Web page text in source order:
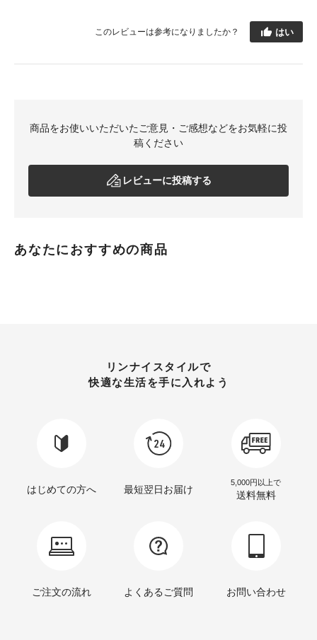
このレビューは参考になりましたか？ はい
商品をお使いいただいたご意見・ご感想などをお気軽に投
稿ください
レビューに投稿する
あなたにおすすめの商品
リンナイスタイルで
快適な生活を手に入れよう
はじめての方へ 最短翌日お届け
5,000円以上で
送料無料
ご注文の流れ よくあるご質問 お問い合わせ